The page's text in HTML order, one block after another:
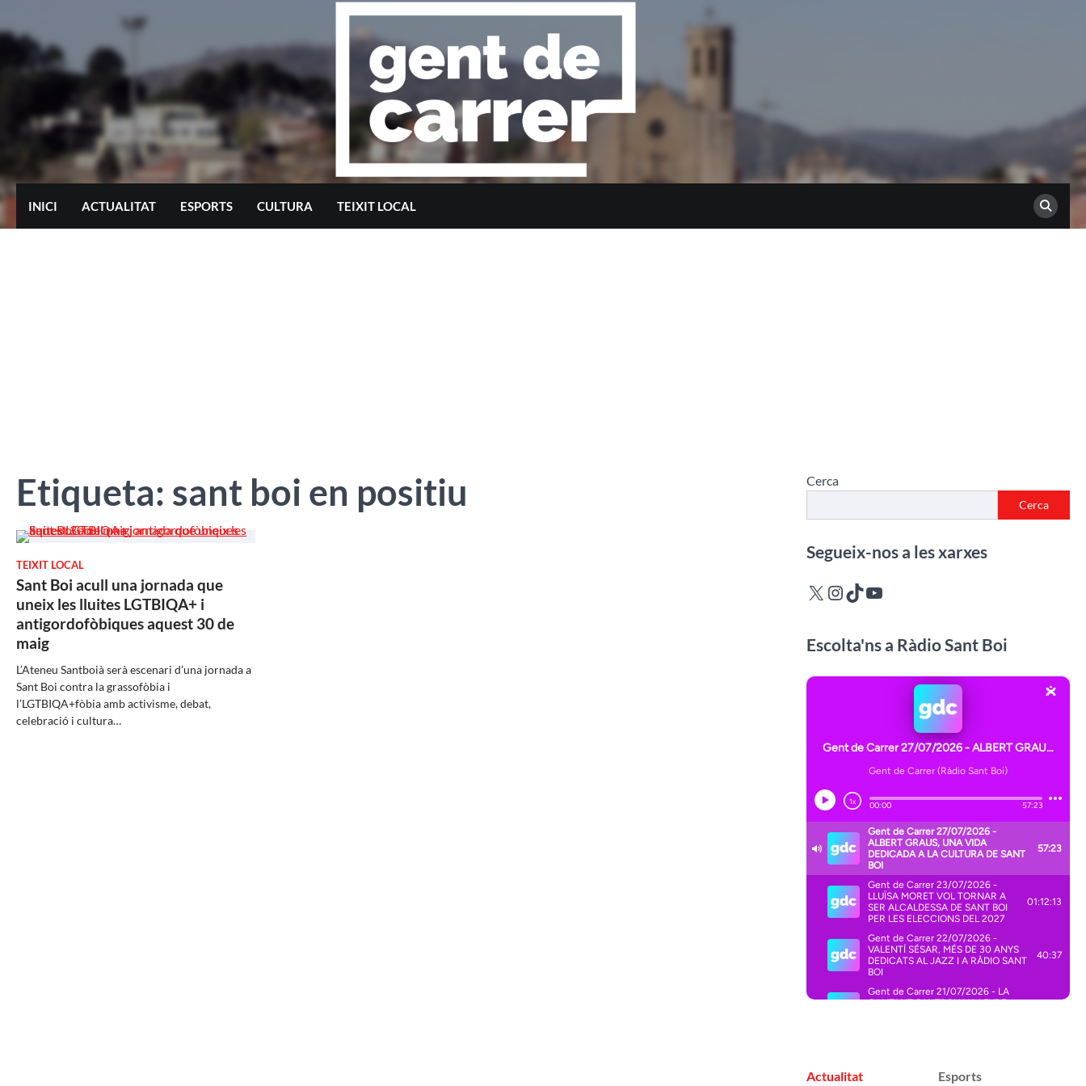
to
content
INICI ACTUALITAT ESPORTS CULTURA TEIXIT LOCAL
Etiqueta: sant boi en positiu
TEIXIT LOCAL
Sant Boi acull una jornada que
uneix les lluites LGTBIQA+ i
antigordofòbiques aquest 30 de
maig
L’Ateneu Santboià serà escenari d’una jornada a
Sant Boi contra la grassofòbia i
l’LGTBIQA+fòbia amb activisme, debat,
celebració i cultura…
Cerca
Cerca
Segueix-nos a les xarxes
X Instagram
TikTokYouTube
Escolta'ns a Ràdio Sant Boi
Actualitat Esports